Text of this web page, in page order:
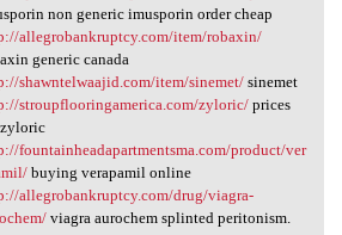
non generic imusporin order cheap
allegrobankruptcy.com/item/robaxin/
generic canada
shawntelwaajid.com/item/sinemet/sinemet
stroupflooringamerica.com/zyloric/prices
fountainheadapartmentsma.com/product/ver
buying verapamil online
allegrobankruptcy.com/drug/viagra-
viagra aurochem splinted peritonism.